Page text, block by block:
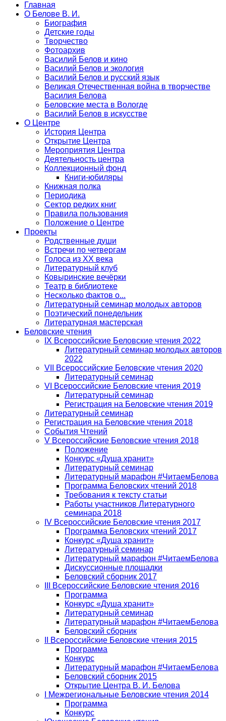
Главная
О Белове В. И.
Биография
Детские годы
Творчество
Фотоархив
Василий Белов и кино
Василий Белов и экология
Василий Белов и русский язык
Великая Отечественная война в творчестве
Василия Белова
Беловские места в Вологде
Василий Белов в искусстве
О Центре
История Центра
Открытие Центра
Мероприятия Центра
Деятельность центра
Коллекционный фонд
Книги-юбиляры
Книжная полка
Периодика
Сектор редких книг
Правила пользования
Положение о Центре
Проекты
Родственные души
Встречи по четвергам
Голоса из ХХ века
Литературный клуб
Ковыринские вечёрки
Театр в библиотеке
Несколько фактов о...
Литературный семинар молодых авторов
Поэтический понедельник
Литературная мастерская
Беловские чтения
IX Всероссийские Беловские чтения 2022
Литературный семинар молодых авторов
2022
VII Всероссийские Беловские чтения 2020
Литературный семинар
VI Всероссийские Беловские чтения 2019
Литературный семинар
Регистрация на Беловские чтения 2019
Литературный семинар
Регистрация на Беловские чтения 2018
События Чтений
V Всероссийские Беловские чтения 2018
Положение
Конкурс «Душа хранит»
Литературный семинар
Литературный марафон #ЧитаемБелова
Программа Беловских чтений 2018
Требования к тексту статьи
Работы участников Литературного
семинара 2018
IV Всероссийские Беловские чтения 2017
Программа Беловских чтений 2017
Конкурс «Душа хранит»
Литературный семинар
Литературный марафон #ЧитаемБелова
Дискуссионные площадки
Беловский сборник 2017
III Всероссийские Беловские чтения 2016
Программа
Конкурс «Душа хранит»
Литературный семинар
Литературный марафон #ЧитаемБелова
Беловский сборник
II Всероссийские Беловские чтения 2015
Программа
Конкурс
Литературный марафон #ЧитаемБелова
Беловский сборник 2015
Открытие Центра В. И. Белова
I Межрегиональные Беловские чтения 2014
Программа
Конкурс